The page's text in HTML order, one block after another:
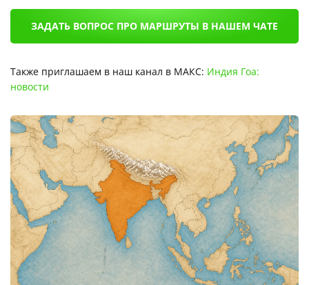
ЗАДАТЬ ВОПРОС ПРО МАРШРУТЫ В НАШЕМ ЧАТЕ
Также приглашаем в наш канал в МАКС: Индия Гоа:
новости